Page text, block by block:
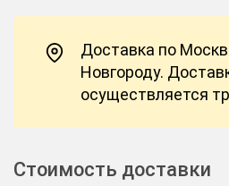
Доставка по
Новгороду.
осуществляется
Стоимость доставки